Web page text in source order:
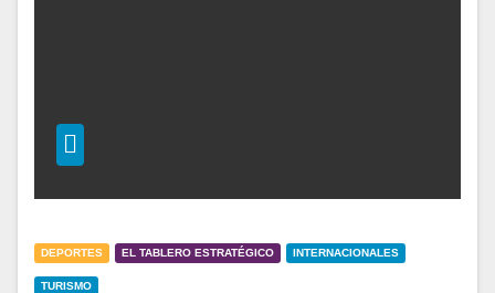
DEPORTES EL TABLERO ESTRATÉGICO INTERNACIONALES
TURISMO